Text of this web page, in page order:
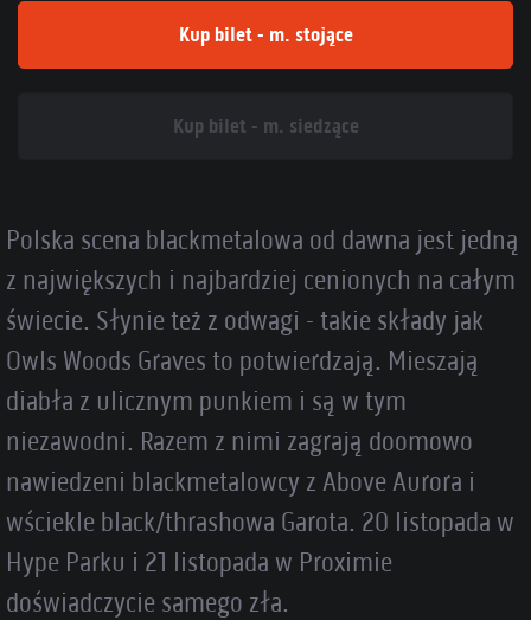
Kup bilet - m. stojące
Kup bilet - m. siedzące
Polska scena blackmetalowa od dawna jest jedną
z największych i najbardziej cenionych na całym
świecie. Słynie też z odwagi - takie składy jak
Owls Woods Graves to potwierdzają. Mieszają
diabła z ulicznym punkiem i są w tym
niezawodni. Razem z nimi zagrają doomowo
nawiedzeni blackmetalowcy z Above Aurora i
wściekle black/thrashowa Garota. 20 listopada w
Hype Parku i 21 listopada w Proximie
doświadczycie samego zła.